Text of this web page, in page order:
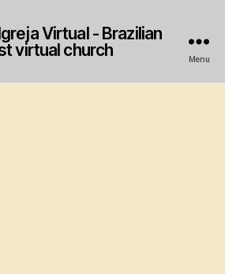
Virtual - Brazilian
virtual church
Menu